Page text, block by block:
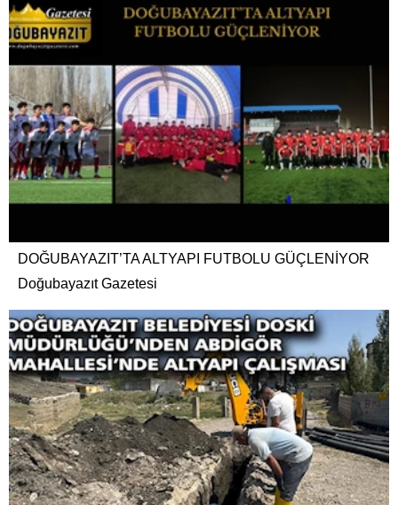
DOĞUBAYAZIT’TA ALTYAPI FUTBOLU GÜÇLENİYOR
Doğubayazıt Gazetesi